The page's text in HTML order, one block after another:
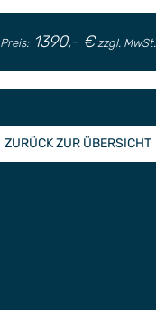
Preis:1390,- €zzgl. MwSt.
ZURÜCK ZUR ÜBERSICHT